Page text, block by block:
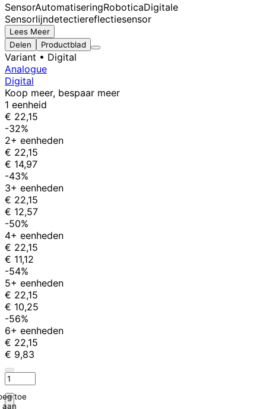
SensorAutomatiseringRoboticaDigitale
Sensorlijndetectiereflectiesensor
Lees Meer
Delen
Productblad
Variant • Digital
Analogue
Digital
Koop meer, bespaar meer
1 eenheid
€ 22,15
-32%
2+ eenheden
€ 22,15
€ 14,97
-43%
3+ eenheden
€ 22,15
€ 12,57
-50%
4+ eenheden
€ 22,15
€ 11,12
-54%
5+ eenheden
€ 22,15
€ 10,25
-56%
6+ eenheden
€ 22,15
€ 9,83
toe
aan